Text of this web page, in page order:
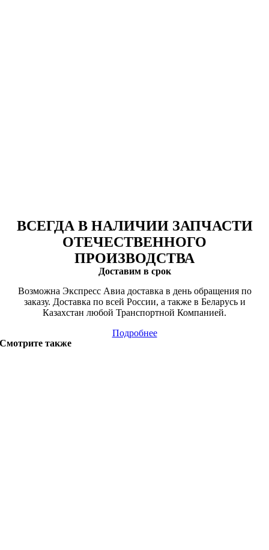
ВСЕГДА В НАЛИЧИИ ЗАПЧАСТИ
ОТЕЧЕСТВЕННОГО
ПРОИЗВОДСТВА
Доставим в срок
Возможна Экспресс Авиа доставка в день обращения по
заказу. Доставка по всей России, а также в Беларусь и
Казахстан любой Транспортной Компанией.
Подробнее
Смотрите также